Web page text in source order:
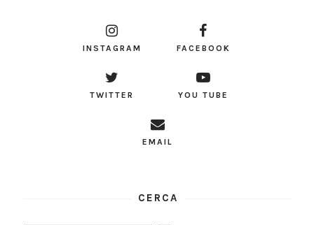
INSTAGRAM FACEBOOK
TWITTER YOU TUBE
EMAIL
CERCA